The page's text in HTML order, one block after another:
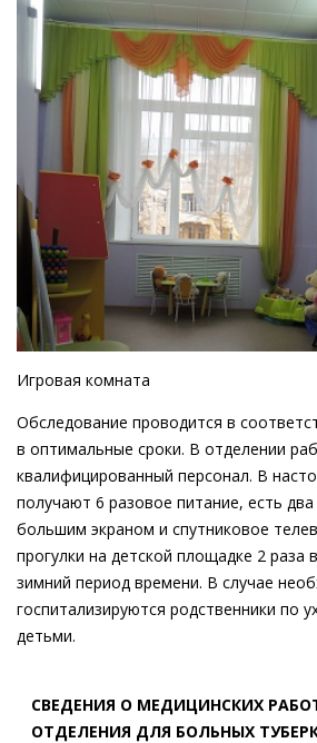
Игровая комната
Обследование проводится в
в оптимальные сроки. В отделении
квалифицированный персонал. В
получают 6 разовое питание, есть
большим экраном и спутниковое
прогулки на детской площадке 2 раза
зимний период времени. В случае
госпитализируются родственники по
детьми.
СВЕДЕНИЯ О МЕДИЦИНСКИХ
ОТДЕЛЕНИЯ ДЛЯ БОЛЬНЫХ